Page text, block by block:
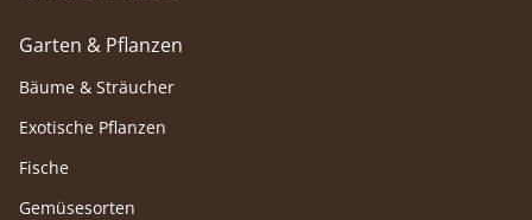
Garten & Pflanzen
Bäume & Sträucher
Exotische Pflanzen
Fische
Gemüsesorten